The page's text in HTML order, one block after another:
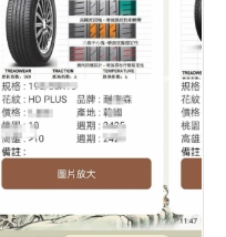
在全聯的進貨,銷貨,退貨及庫
存資訊, 並期能與代送商緊密
配合
工廠程式 程式設計
全
聯快速銷售數據統計 ╱ Y.111
軟體設計